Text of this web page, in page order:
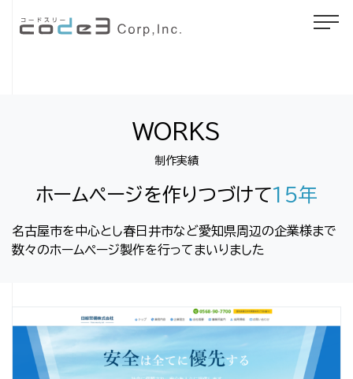
WORKS
制作実績
ホームページを作りつづけて15年
名古屋市を中心とし春日井市など愛知県周辺の企業様まで
数々のホームページ製作を行ってまいりました